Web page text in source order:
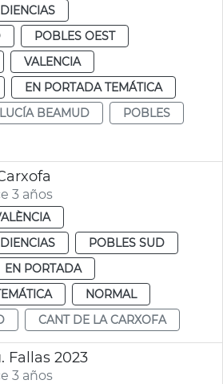
POBLES OEST
VALENCIA
EN PORTADA TEMÁTICA
LUCÍA BEAMUD
POBLES
3 años
POBLES SUD
EN PORTADA
NORMAL
CANT DE LA CARXOFA
Fallas 2023
3 años